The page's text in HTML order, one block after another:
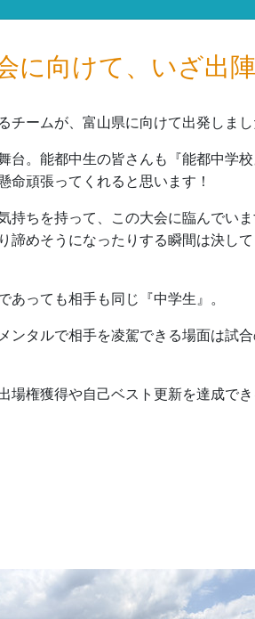
向けて、いざ出陣
ームが、富山県に向けて出発しまし
台。能都中生の皆さんも『能都中学
命頑張ってくれると思います！
持ちを持って、この大会に臨んでい
諦めそうになったりする瞬間は決し
っても相手も同じ『中学生』。
ンタルで相手を凌駕できる場面は試
場権獲得や自己ベスト更新を達成で